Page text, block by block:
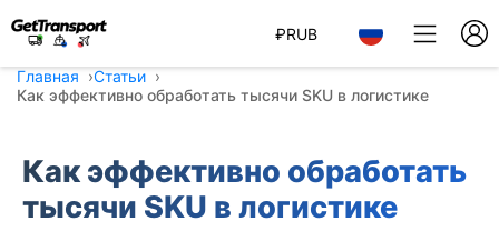
₽RUB
Главная
Статьи
Как эффективно обработать тысячи SKU в логистике
Как эффективно обработать
тысячи SKU в логистике